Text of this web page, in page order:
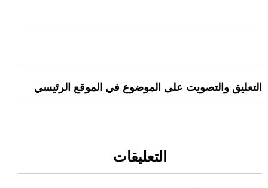
التعليق والتصويت على الموضوع في الموقع الرئيسي
التعليقات